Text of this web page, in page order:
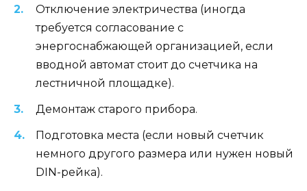
Отключение электричества (иногда
требуется согласование с
энергоснабжающей организацией, если
вводной автомат стоит до счетчика на
лестничной площадке).
Демонтаж старого прибора.
Подготовка места (если новый счетчик
немного другого размера или нужен новый
DIN-рейка).